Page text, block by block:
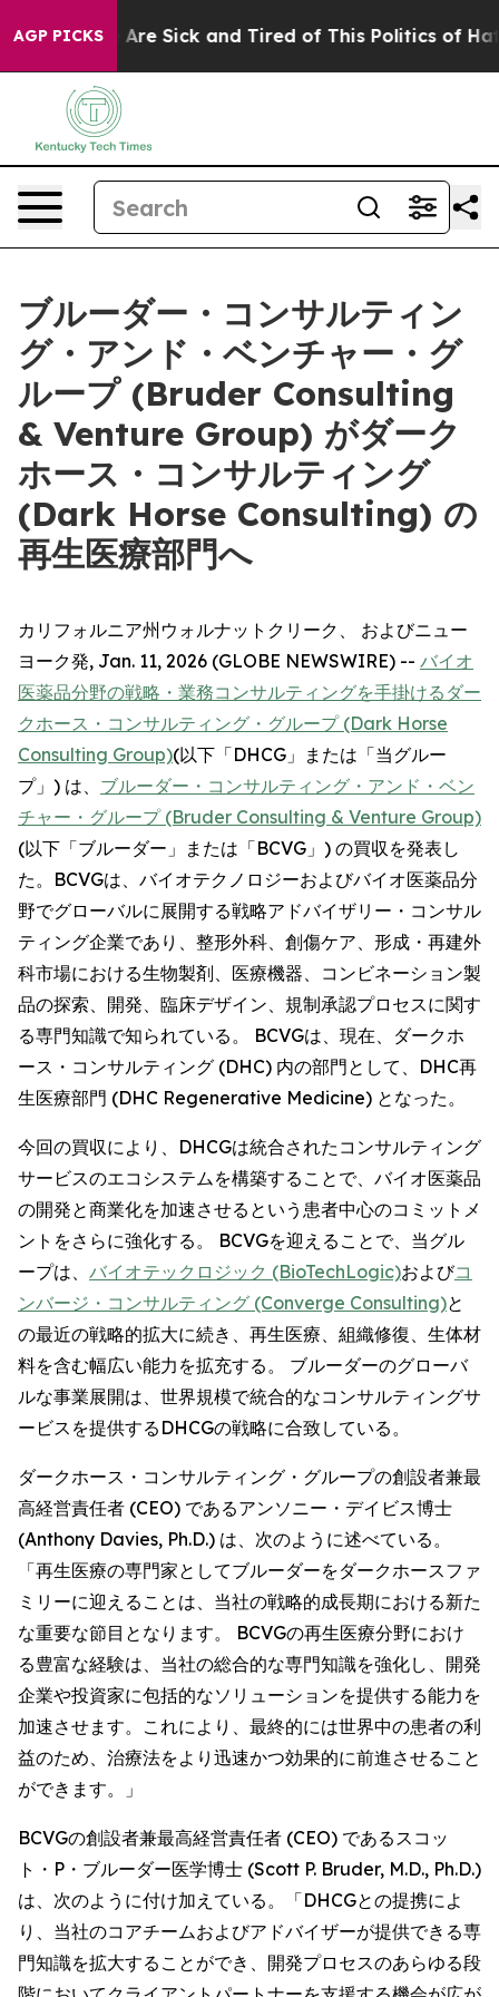
AGP PICKSAre Sick and Tired of This Politics of Hatred”
ブルーダー・コンサルティン
グ・アンド・ベンチャー・グ
ループ (Bruder Consulting
& Venture Group) がダーク
ホース・コンサルティング
(Dark Horse Consulting) の
再生医療部門へ
カリフォルニア州ウォルナットクリーク、 およびニュー
ヨーク発, Jan. 11, 2026 (GLOBE NEWSWIRE) -- バイオ
医薬品分野の戦略・業務コンサルティングを手掛けるダー
クホース・コンサルティング・グループ (Dark Horse
Consulting Group)(以下「DHCG」または「当グルー
プ」) は、 ブルーダー・コンサルティング・アンド・ベン
チャー・グループ (Bruder Consulting & Venture Group)
(以下「ブルーダー」または「BCVG」) の買収を発表し
た。BCVGは、バイオテクノロジーおよびバイオ医薬品分
野でグローバルに展開する戦略アドバイザリー・コンサル
ティング企業であり、整形外科、創傷ケア、形成・再建外
科市場における生物製剤、医療機器、コンビネーション製
品の探索、開発、臨床デザイン、規制承認プロセスに関す
る専門知識で知られている。 BCVGは、現在、ダークホ
ース・コンサルティング (DHC) 内の部門として、DHC再
生医療部門 (DHC Regenerative Medicine) となった。
今回の買収により、DHCGは統合されたコンサルティング
サービスのエコシステムを構築することで、バイオ医薬品
の開発と商業化を加速させるという患者中心のコミットメ
ントをさらに強化する。 BCVGを迎えることで、当グル
ープは、 バイオテックロジック (BioTechLogic)およびコ
ンバージ・コンサルティング (Converge Consulting)と
の最近の戦略的拡大に続き、再生医療、組織修復、生体材
料を含む幅広い能力を拡充する。 ブルーダーのグローバ
ルな事業展開は、世界規模で統合的なコンサルティングサ
ービスを提供するDHCGの戦略に合致している。
ダークホース・コンサルティング・グループの創設者兼最
高経営責任者 (CEO) であるアンソニー・デイビス博士
(Anthony Davies, Ph.D.) は、次のように述べている。
「再生医療の専門家としてブルーダーをダークホースファ
ミリーに迎えることは、当社の戦略的成長期における新た
な重要な節目となります。 BCVGの再生医療分野におけ
る豊富な経験は、当社の総合的な専門知識を強化し、開発
企業や投資家に包括的なソリューションを提供する能力を
加速させます。これにより、最終的には世界中の患者の利
益のため、治療法をより迅速かつ効果的に前進させること
ができます。」
BCVGの創設者兼最高経営責任者 (CEO) であるスコッ
ト・P・ブルーダー医学博士 (Scott P. Bruder, M.D., Ph.D.)
は、次のように付け加えている。「DHCGとの提携によ
り、当社のコアチームおよびアドバイザーが提供できる専
門知識を拡大することができ、開発プロセスのあらゆる段